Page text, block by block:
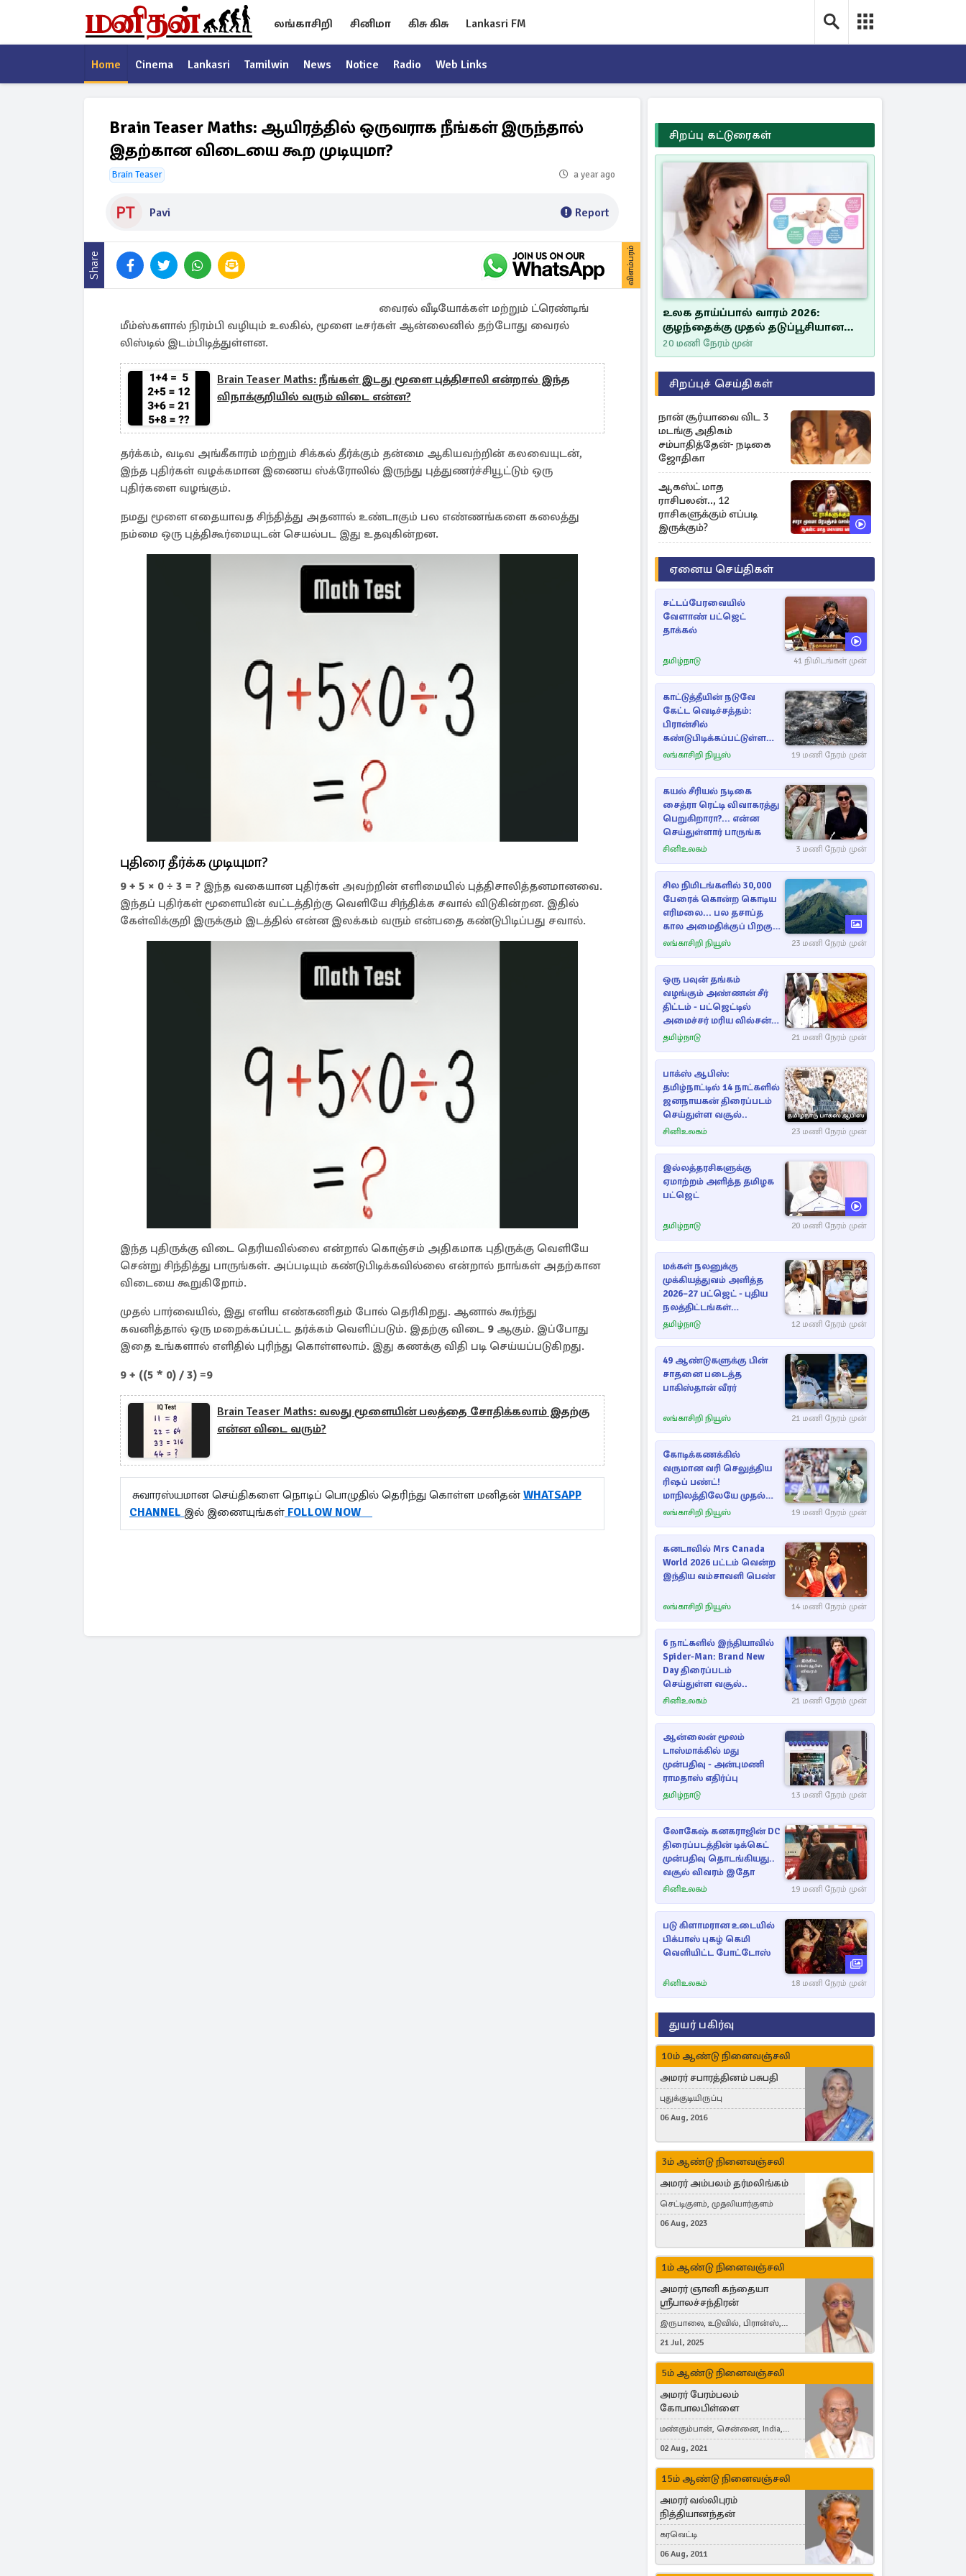
லங்காசிறி சினிமா கிசு கிசு Lankasri FM
Home Cinema Lankasri Tamilwin News Notice Radio Web Links
Brain Teaser Maths: ஆயிரத்தில் ஒருவராக நீங்கள் இருந்தால்
இதற்கான விடையை கூற முடியுமா?
Brain Teaser a year ago
Pavi Report
Share விளம்பரம்
வைரல் வீடியோக்கள் மற்றும் ட்ரெண்டிங்
மீம்ஸ்களால் நிரம்பி வழியும் உலகில், மூளை டீசர்கள் ஆன்லைனில் தற்போது வைரல்
லிஸ்டில் இடம்பிடித்துள்ளன.
Brain Teaser Maths: நீங்கள் இடது மூளை புத்திசாலி என்றால் இந்த
விநாக்குறியில் வரும் விடை என்ன?
தர்க்கம், வடிவ அங்கீகாரம் மற்றும் சிக்கல் தீர்க்கும் தன்மை ஆகியவற்றின் கலவையுடன்,
இந்த புதிர்கள் வழக்கமான இணைய ஸ்க்ரோலில் இருந்து புத்துணர்ச்சியூட்டும் ஒரு
புதிர்களை வழங்கும்.
நமது மூளை எதையாவத சிந்தித்து அதனால் உண்டாகும் பல எண்ணங்களை கலைத்து
நம்மை ஒரு புத்திகூர்மையுடன் செயல்பட இது உதவுகின்றன.
புதிரை தீர்க்க முடியுமா?
9 + 5 × 0 ÷ 3 = ? இந்த வகையான புதிர்கள் அவற்றின் எளிமையில் புத்திசாலித்தனமானவை.
இந்தப் புதிர்கள் மூளையின் வட்டத்திற்கு வெளியே சிந்திக்க சவால் விடுகின்றன. இதில்
கேள்விக்குறி இருக்கும் இடத்தில் என்ன இலக்கம் வரும் என்பதை கண்டுபிடிப்பது சவால்.
இந்த புதிருக்கு விடை தெரியவில்லை என்றால் கொஞ்சம் அதிகமாக புதிருக்கு வெளியே
சென்று சிந்தித்து பாருங்கள். அப்படியும் கண்டுபிடிக்கவில்லை என்றால் நாங்கள் அதற்கான
விடையை கூறுகிறோம்.
முதல் பார்வையில், இது எளிய எண்கணிதம் போல் தெரிகிறது. ஆனால் கூர்ந்து
கவனித்தால் ஒரு மறைக்கப்பட்ட தர்க்கம் வெளிப்படும். இதற்கு விடை 9 ஆகும். இப்போது
இதை உங்களால் எளிதில் புரிந்து கொள்ளலாம். இது கணக்கு விதி படி செய்யப்படுகிறது.
9 + ((5 * 0) / 3) =9
Brain Teaser Maths: வலது மூளையின் பலத்தை சோதிக்கலாம் இதற்கு
என்ன விடை வரும்?
சுவாரஸ்யமான செய்திகளை நொடிப் பொழுதில் தெரிந்து கொள்ள மனிதன் WHATSAPP
CHANNEL இல் இணையுங்கள் FOLLOW NOW
சிறப்பு கட்டுரைகள்
உலக தாய்ப்பால் வாரம் 2026:
குழந்தைக்கு முதல் தடுப்பூசியான
சீம்பாலின் முக்கியத்துவம்!
20 மணி நேரம் முன்
சிறப்புச் செய்திகள்
நான் சூர்யாவை விட 3
மடங்கு அதிகம்
சம்பாதித்தேன்- நடிகை
ஜோதிகா
ஆகஸ்ட் மாத
ராசிபலன்.., 12
ராசிகளுக்கும் எப்படி
இருக்கும்?
ஏனைய செய்திகள்
சட்டப்பேரவையில்
வேளாண் பட்ஜெட்
தாக்கல்
தமிழ்நாடு 41 நிமிடங்கள் முன்
காட்டுத்தீயின் நடுவே
கேட்ட வெடிச்சத்தம்:
பிரான்சில்
கண்டுபிடிக்கப்பட்டுள்ள
வெடிகுண்டுகள்
லங்காசிறி நியூஸ் 19 மணி நேரம் முன்
கயல் சீரியல் நடிகை
சைத்ரா ரெட்டி விவாகரத்து
பெறுகிறாரா?... என்ன
செய்துள்ளார் பாருங்க
சினிஉலகம் 3 மணி நேரம் முன்
சில நிமிடங்களில் 30,000
பேரைக் கொன்ற கொடிய
எரிமலை... பல தசாப்த
கால அமைதிக்குப் பிறகு
மீண்டும்
லங்காசிறி நியூஸ் 23 மணி நேரம் முன்
ஒரு பவுன் தங்கம்
வழங்கும் அண்ணன் சீர்
திட்டம் - பட்ஜெட்டில்
அமைச்சர் மரிய வில்சன்
அறிவிப்பு!
தமிழ்நாடு 21 மணி நேரம் முன்
பாக்ஸ் ஆபிஸ்:
தமிழ்நாட்டில் 14 நாட்களில்
ஜனநாயகன் திரைப்படம்
செய்துள்ள வசூல்..
சினிஉலகம் 23 மணி நேரம் முன்
இல்லத்தரசிகளுக்கு
ஏமாற்றம் அளித்த தமிழக
பட்ஜெட்
தமிழ்நாடு 20 மணி நேரம் முன்
மக்கள் நலனுக்கு
முக்கியத்துவம் அளித்த
2026–27 பட்ஜெட் - புதிய
நலத்திட்டங்கள்
என்னென்ன?
தமிழ்நாடு 12 மணி நேரம் முன்
49 ஆண்டுகளுக்கு பின்
சாதனை படைத்த
பாகிஸ்தான் வீரர்
லங்காசிறி நியூஸ் 21 மணி நேரம் முன்
கோடிக்கணக்கில்
வருமான வரி செலுத்திய
ரிஷப் பண்ட்!
மாநிலத்திலேயே முதல்
நபர்
லங்காசிறி நியூஸ் 19 மணி நேரம் முன்
கனடாவில் Mrs Canada
World 2026 பட்டம் வென்ற
இந்திய வம்சாவளி பெண்
லங்காசிறி நியூஸ் 14 மணி நேரம் முன்
6 நாட்களில் இந்தியாவில்
Spider-Man: Brand New
Day திரைப்படம்
செய்துள்ள வசூல்..
சினிஉலகம் 21 மணி நேரம் முன்
ஆன்லைன் மூலம்
டாஸ்மாக்கில் மது
முன்பதிவு - அன்புமணி
ராமதாஸ் எதிர்ப்பு
தமிழ்நாடு 13 மணி நேரம் முன்
லோகேஷ் கனகராஜின் DC
திரைப்படத்தின் டிக்கெட்
முன்பதிவு தொடங்கியது..
வசூல் விவரம் இதோ
சினிஉலகம் 19 மணி நேரம் முன்
படு கிளாமரான உடையில்
பிக்பாஸ் புகழ் கெமி
வெளியிட்ட போட்டோஸ்
சினிஉலகம் 18 மணி நேரம் முன்
துயர் பகிர்வு
10ம் ஆண்டு நினைவஞ்சலி
அமரர் சபாரத்தினம் பசுபதி
புதுக்குடியிருப்பு
06 Aug, 2016
3ம் ஆண்டு நினைவஞ்சலி
அமரர் அம்பலம் தர்மலிங்கம்
செட்டிகுளம், முதலியார்குளம்
06 Aug, 2023
1ம் ஆண்டு நினைவஞ்சலி
அமரர் ஞானி கந்தையா
ஸ்ரீபாலச்சந்திரன்
இருபாலை, உடுவில், பிரான்ஸ்,
France
21 Jul, 2025
5ம் ஆண்டு நினைவஞ்சலி
அமரர் பேரம்பலம்
கோபாலபிள்ளை
மண்கும்பான், சென்னை, India,
Cergy, France
02 Aug, 2021
15ம் ஆண்டு நினைவஞ்சலி
அமரர் வல்லிபுரம்
நித்தியானந்தன்
கரவெட்டி
06 Aug, 2011